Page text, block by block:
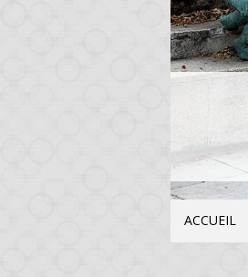
ACCUEIL